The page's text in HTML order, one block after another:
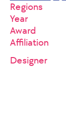
Regions
Year
Award
Affiliation
Designer